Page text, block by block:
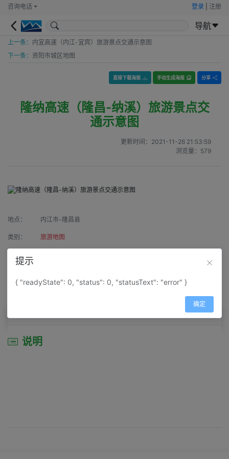
咨询电话 登录 注册
导航
上一条： 内宜高速（内江-宜宾）旅游景点交通示意图
下一条： 资阳市城区地图
直接下载海报 手动生成海报 分享
隆纳高速（隆昌-纳溪）旅游景点交
通示意图
更新时间： 2021-11-26 21:53:59
浏览量： 579
地点： 内江市-隆昌县
类别： 旅游地图
说明
提示
{ "readyState": 0, "status": 0, "statusText": "error" }
确定